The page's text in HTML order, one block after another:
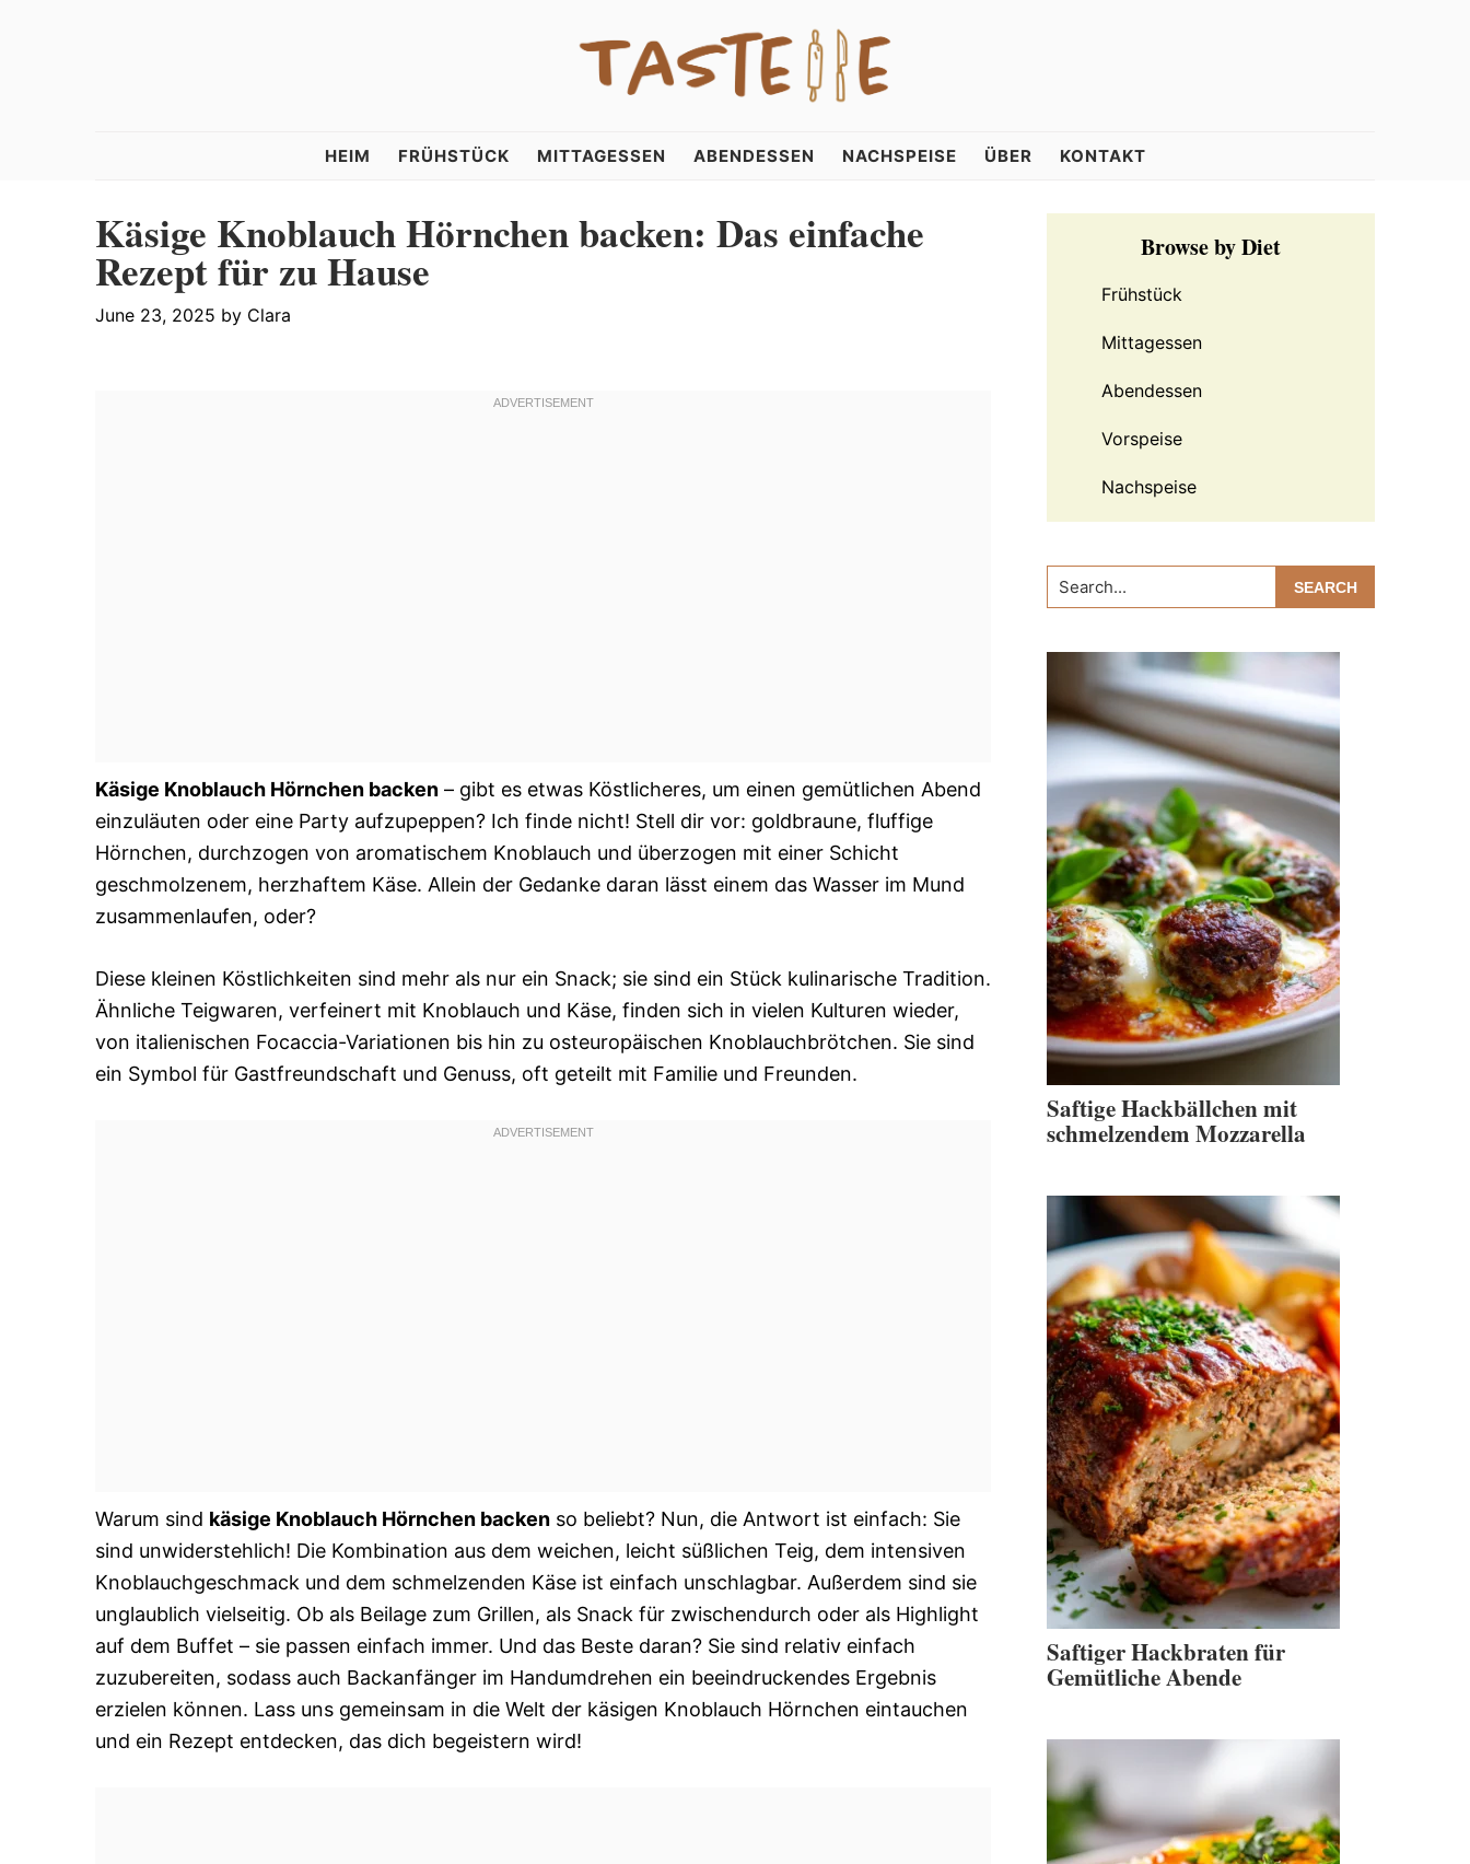
HEIM FRÜHSTÜCK MITTAGESSEN ABENDESSEN NACHSPEISE ÜBER KONTAKT
Käsige Knoblauch Hörnchen backen: Das einfache
Rezept für zu Hause
June 23, 2025 by Clara
Käsige Knoblauch Hörnchen backen – gibt es etwas Köstlicheres, um einen gemütlichen Abend
einzuläuten oder eine Party aufzupeppen? Ich finde nicht! Stell dir vor: goldbraune, fluffige
Hörnchen, durchzogen von aromatischem Knoblauch und überzogen mit einer Schicht
geschmolzenem, herzhaftem Käse. Allein der Gedanke daran lässt einem das Wasser im Mund
zusammenlaufen, oder?
Diese kleinen Köstlichkeiten sind mehr als nur ein Snack; sie sind ein Stück kulinarische Tradition.
Ähnliche Teigwaren, verfeinert mit Knoblauch und Käse, finden sich in vielen Kulturen wieder,
von italienischen Focaccia-Variationen bis hin zu osteuropäischen Knoblauchbrötchen. Sie sind
ein Symbol für Gastfreundschaft und Genuss, oft geteilt mit Familie und Freunden.
Warum sind käsige Knoblauch Hörnchen backen so beliebt? Nun, die Antwort ist einfach: Sie
sind unwiderstehlich! Die Kombination aus dem weichen, leicht süßlichen Teig, dem intensiven
Knoblauchgeschmack und dem schmelzenden Käse ist einfach unschlagbar. Außerdem sind sie
unglaublich vielseitig. Ob als Beilage zum Grillen, als Snack für zwischendurch oder als Highlight
auf dem Buffet – sie passen einfach immer. Und das Beste daran? Sie sind relativ einfach
zuzubereiten, sodass auch Backanfänger im Handumdrehen ein beeindruckendes Ergebnis
erzielen können. Lass uns gemeinsam in die Welt der käsigen Knoblauch Hörnchen eintauchen
und ein Rezept entdecken, das dich begeistern wird!
Primary
SidebarBrowse by Diet
Frühstück
Mittagessen
Abendessen
Vorspeise
Nachspeise
Search...
Saftige Hackbällchen mit
schmelzendem Mozzarella
Saftiger Hackbraten für
Gemütliche Abende